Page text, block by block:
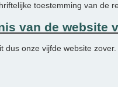
toestemming van de
van de website
onze vijfde website